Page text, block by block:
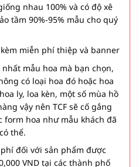
nhau 100% và có độ xê
tầm 90%-95% mẫu cho quý
miễn phí thiệp và banner
mẫu hoa mà bạn chọn,
có loại hoa đó hoặc hoa
ly, loa kèn, một số mùa hồ
vậy nên TCF sẽ cố gắng
form hoa như mẫu khách đã
thể.
đối với sản phẩm được
VND tại các thành phố